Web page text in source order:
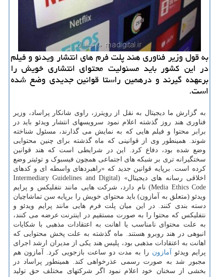
به قول وزیر فناوری هند پلت فرم های انتشار ویدئو و فیلم
در این کشور باید مسئولیت محتوای انتشاری خویش را
برعهده گیرند و درهمین راستا قوانین جدیدی وضع شده
است.
به گزارش ما دیجیتال به نقل از رویترز، راوی شانکار پراساد، وزیر
فناوری هند روز گذشته اعلام نمود سرویسهای انتشار ویدئو باید در
برابر محتوا و فیلم هایی که به نمایش می گذارند، مسئول شناخته
شوند. همینطور وی از قوانینی که ماه گذشته برای چنین محتوایی
وضع شده بود، دفاع کرد. این در شرایطی است که هند قوانین
سختگیرانه تری بر شبکه های اجتماعی همچون فیسبوک و توئیتر وضع
کرده است. برپایه قوانین جدید که «راهبردهای واسطه ای و کدهای
اخلاقی رسانه های دیجیتال» (Intermediary Guidelines and Digital
Media Ethics Code) نام دارد، شرکت هایی مانند نتفلیکس و پرایم
ویدئو (متعلق به آمازون) باید محتوای خویش را برپایه سن تماشاچیان
دسته بندی کنند. در این میان پلت فرم هایی مانند پرایم ویدئو و
نتفلیکس که محتوا را به صورت مستقیم در اینترنت عرضه می کنند،
به علت محتوای نامناسب یا اهانت به اعتقادات مذهبی با شکایات
انبوهی در هند روبرو هستند. ماه گذشته به علت پخش محتوایی که
اهانت به اعتقادات مذهبی بود، پلیس هند یکی از مدیران ارشد اجرای
پرایم ویدئو آمازون را به مدت دو ساعت بازجویی کرد. آمازون هم
مجبور شد به صورت رسمی عذرخواهی کند. همینطور پراساد در
بخشی از سخنان خود اعلام نمود اگر شرکتهای مختلف حق تولید